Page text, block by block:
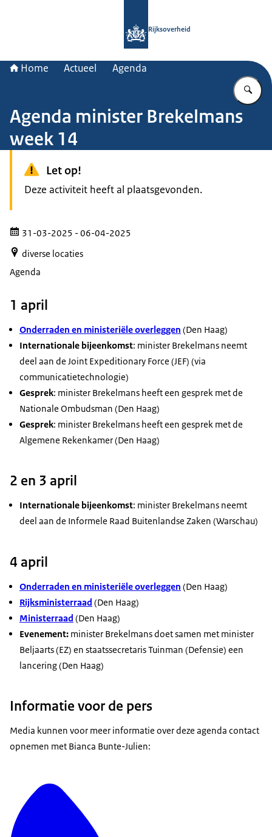
Rijksoverheid
Home Actueel Agenda
Agenda minister Brekelmans
week 14
Let op!
Deze activiteit heeft al plaatsgevonden.
31-03-2025 - 06-04-2025
diverse locaties
Agenda
1 april
Onderraden en ministeriële overleggen (Den Haag)
Internationale bijeenkomst: minister Brekelmans neemt
deel aan de Joint Expeditionary Force (JEF) (via
communicatietechnologie)
Gesprek: minister Brekelmans heeft een gesprek met de
Nationale Ombudsman (Den Haag)
Gesprek: minister Brekelmans heeft een gesprek met de
Algemene Rekenkamer (Den Haag)
2 en 3 april
Internationale bijeenkomst: minister Brekelmans neemt
deel aan de Informele Raad Buitenlandse Zaken (Warschau)
4 april
Onderraden en ministeriële overleggen (Den Haag)
Rijksministerraad (Den Haag)
Ministerraad (Den Haag)
Evenement: minister Brekelmans doet samen met minister
Beljaarts (EZ) en staatssecretaris Tuinman (Defensie) een
lancering (Den Haag)
Informatie voor de pers
Media kunnen voor meer informatie over deze agenda contact
opnemen met Bianca Bunte-Julien: